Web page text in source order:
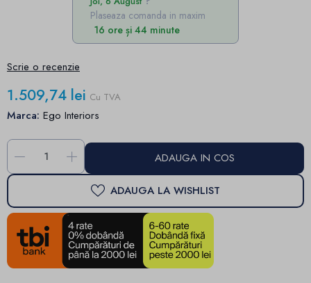
Plaseaza comanda in maxim
16 ore și 44 minute
Scrie o recenzie
1.509,74 lei Cu TVA
Marca: Ego Interiors
- + ADAUGA IN COS
ADAUGA LA WISHLIST